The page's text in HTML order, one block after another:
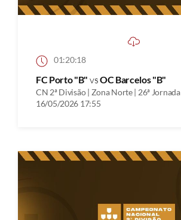
01:20:18
FC Porto "B" vsOC Barcelos "B"
CN 2ª Divisão | Zona Norte | 26ª Jornada
16/05/2026 17:55